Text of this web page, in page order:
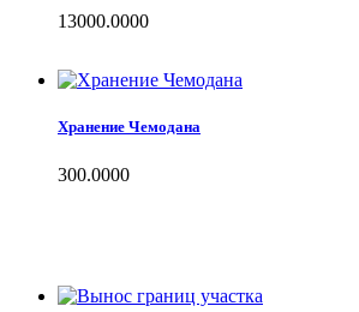
13000.0000
Хранение Чемодана
300.0000